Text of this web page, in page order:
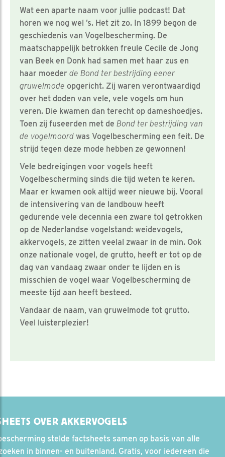
Wat een aparte naam voor jullie podcast! Dat
horen we nog wel ’s. Het zit zo. In 1899 begon de
geschiedenis van Vogelbescherming. De
maatschappelijk betrokken freule Cecile de Jong
van Beek en Donk had samen met haar zus en
haar moeder de Bond ter bestrijding eener
gruwelmode opgericht. Zij waren verontwaardigd
over het doden van vele, vele vogels om hun
veren. Die kwamen dan terecht op dameshoedjes.
Toen zij fuseerden met de Bond ter bestrijding van
de vogelmoord was Vogelbescherming een feit. De
strijd tegen deze mode hebben ze gewonnen!
Vele bedreigingen voor vogels heeft
Vogelbescherming sinds die tijd weten te keren.
Maar er kwamen ook altijd weer nieuwe bij. Vooral
de intensivering van de landbouw heeft
gedurende vele decennia een zware tol getrokken
op de Nederlandse vogelstand: weidevogels,
akkervogels, ze zitten veelal zwaar in de min. Ook
onze nationale vogel, de grutto, heeft er tot op de
dag van vandaag zwaar onder te lijden en is
misschien de vogel waar Vogelbescherming de
meeste tijd aan heeft besteed.
Vandaar de naam, van gruwelmode tot grutto.
Veel luisterplezier!
OVER AKKERVOGELS
stelde factsheets samen op basis van alle
in binnen- en buitenland. Gratis, voor iedereen die